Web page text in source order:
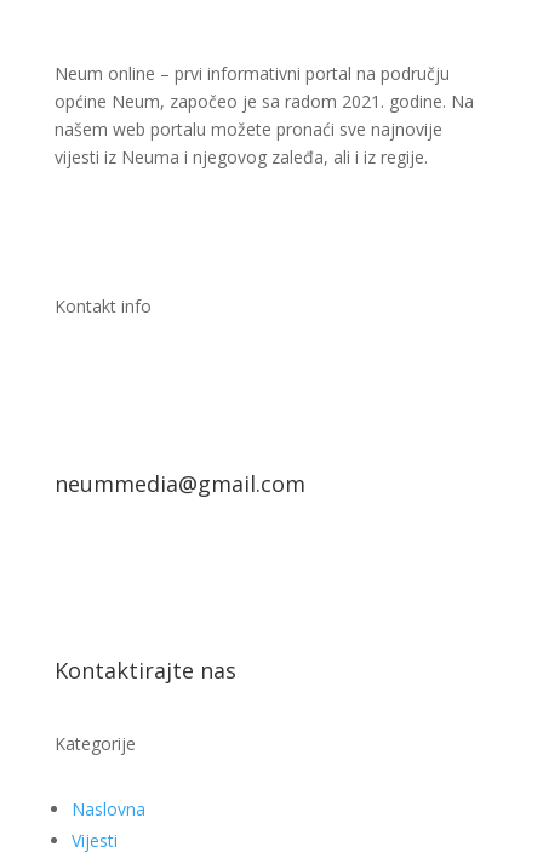
Neum online – prvi informativni portal na području
općine Neum, započeo je sa radom 2021. godine. Na
našem web portalu možete pronaći sve najnovije
vijesti iz Neuma i njegovog zaleđa, ali i iz regije.
Kontakt info
neummedia@gmail.com
Kontaktirajte nas
Kategorije
Naslovna
Vijesti